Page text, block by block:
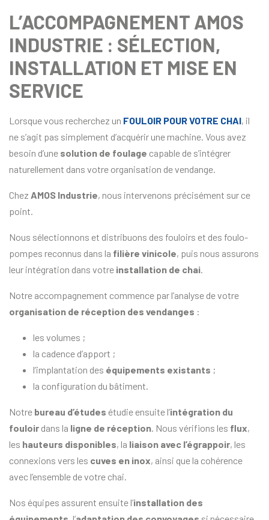
L’ACCOMPAGNEMENT AMOS
INDUSTRIE : SÉLECTION,
INSTALLATION ET MISE EN
SERVICE
Lorsque vous recherchez un FOULOIR POUR VOTRE CHAI, il
ne s’agit pas simplement d’acquérir une machine. Vous avez
besoin d’une solution de foulage capable de s’intégrer
naturellement dans votre organisation de vendange.
Chez AMOS Industrie, nous intervenons précisément sur ce
point.
Nous sélectionnons et distribuons des fouloirs et des foulo-
pompes reconnus dans la filière vinicole, puis nous assurons
leur intégration dans votre installation de chai
Notre accompagnement commence par l’analyse de votre
organisation de réception des vendanges :
les volumes ;
la cadence d’apport ;
l’implantation des équipements existants ;
la configuration du bâtiment.
Notre bureau d’études étudie ensuite l’intégration du
fouloir dans la ligne de réception . Nous vérifions les flux,
les hauteurs disponibles, la liaison avec l’égrappoir, les
connexions vers les cuves en inox, ainsi que la cohérence
avec l’ensemble de votre chai.
Nos équipes assurent ensuite l’installation des